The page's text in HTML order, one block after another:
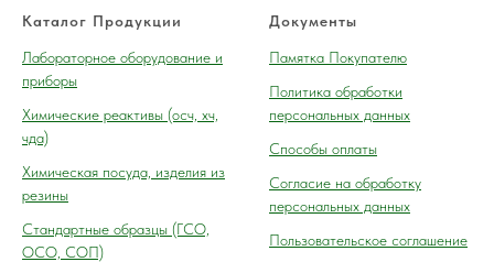
Каталог Продукции
Лабораторное оборудование и
приборы
Химические реактивы (осч, хч,
чда)
Химическая посуда, изделия из
резины
Cтандартные образцы (ГСО,
ОСО, СОП)
Документы
Памятка Покупателю
Политика обработки
персональных данных
Способы оплаты
Согласие на обработку
персональных данных
Пользовательское соглашение